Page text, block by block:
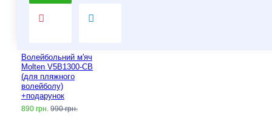
Волейбольний м'яч
Molten V5B1300-CB
(для пляжного
волейболу)
+подарунок
890 грн. 990 грн.